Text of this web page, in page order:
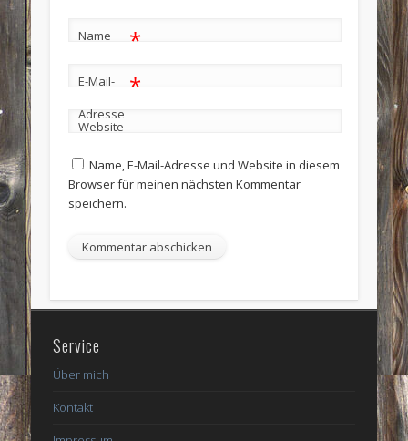
Name *
E-Mail-
Adresse
*
Website
Name, E-Mail-Adresse und Website in diesem
Browser für meinen nächsten Kommentar
speichern.
Service
Über mich
Kontakt